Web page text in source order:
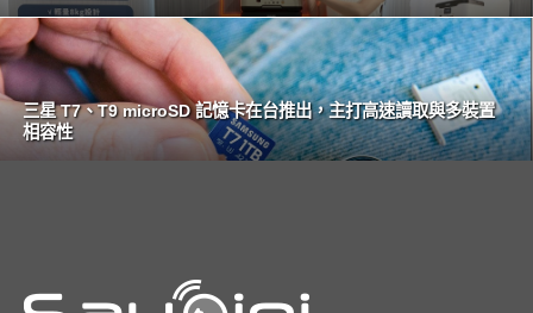
三星 T7、T9 microSD 記憶卡在台推出，主打高速讀取與多裝置
相容性